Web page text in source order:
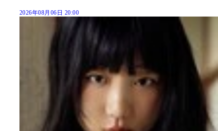
2026年08月06日 20:00